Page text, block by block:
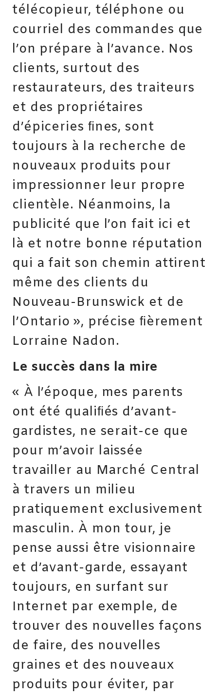
télécopieur, téléphone ou
courriel des commandes que
l’on prépare à l’avance. Nos
clients, surtout des
restaurateurs, des traiteurs
et des propriétaires
d’épiceries ﬁnes, sont
toujours à la recherche de
nouveaux produits pour
impressionner leur propre
clientèle. Néanmoins, la
publicité que l’on fait ici et
là et notre bonne réputation
qui a fait son chemin attirent
même des clients du
Nouveau-Brunswick et de
l’Ontario », précise ﬁèrement
Lorraine Nadon.
Le succès dans la mire
« À l’époque, mes parents
ont été qualiﬁés d’avant-
gardistes, ne serait-ce que
pour m’avoir laissée
travailler au Marché Central
à travers un milieu
pratiquement exclusivement
masculin. À mon tour, je
pense aussi être visionnaire
et d’avant-garde, essayant
toujours, en surfant sur
Internet par exemple, de
trouver des nouvelles façons
de faire, des nouvelles
graines et des nouveaux
produits pour éviter, par